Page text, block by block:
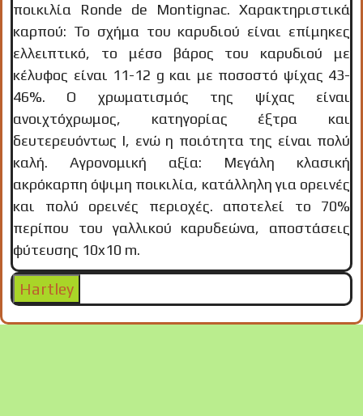
ποικιλία Ronde de Montignac. Χαρακτηριστικά
καρπού: Το σχήμα του καρυδιού είναι επίμηκες
ελλειπτικό, το μέσο βάρος του καρυδιού με
κέλυφος είναι 11-12 g και με ποσοστό ψίχας 43-
46%. Ο χρωματισμός της ψίχας είναι
ανοιχτόχρωμος, κατηγορίας έξτρα και
δευτερευόντως Ι, ενώ η ποιότητα της είναι πολύ
καλή. Αγρονομική αξία: Μεγάλη κλασική
ακρόκαρπη όψιμη ποικιλία, κατάλληλη για ορεινές
και πολύ ορεινές περιοχές. αποτελεί το 70%
περίπου του γαλλικού καρυδεώνα, αποστάσεις
φύτευσης 10x10 m.
Hartley